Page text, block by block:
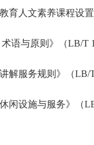
教育人文素养课程设
术语与原则》（LB/T
解服务规则》（LB/
闲设施与服务》（